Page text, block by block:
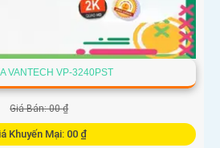
VANTECH VP-3240PST
Giá Bán: 00 ₫
Khuyến Mại: 00 ₫